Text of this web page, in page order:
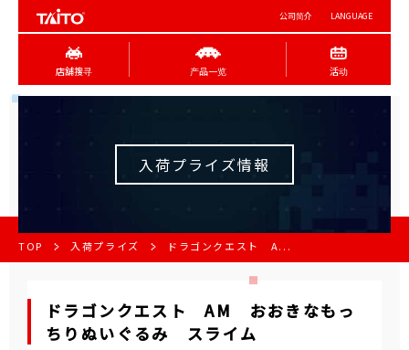
公司简介 LANGUAGE
店舖搜寻 产品一览 活动
入荷プライズ情報
TOP 入荷プライズ ドラゴンクエスト A...
ドラゴンクエスト AM おおきなもっ
ちりぬいぐるみ スライム